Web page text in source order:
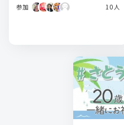
参加 10人